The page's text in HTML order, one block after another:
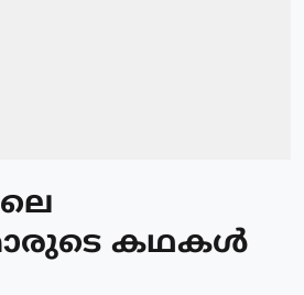
കഥകൾ